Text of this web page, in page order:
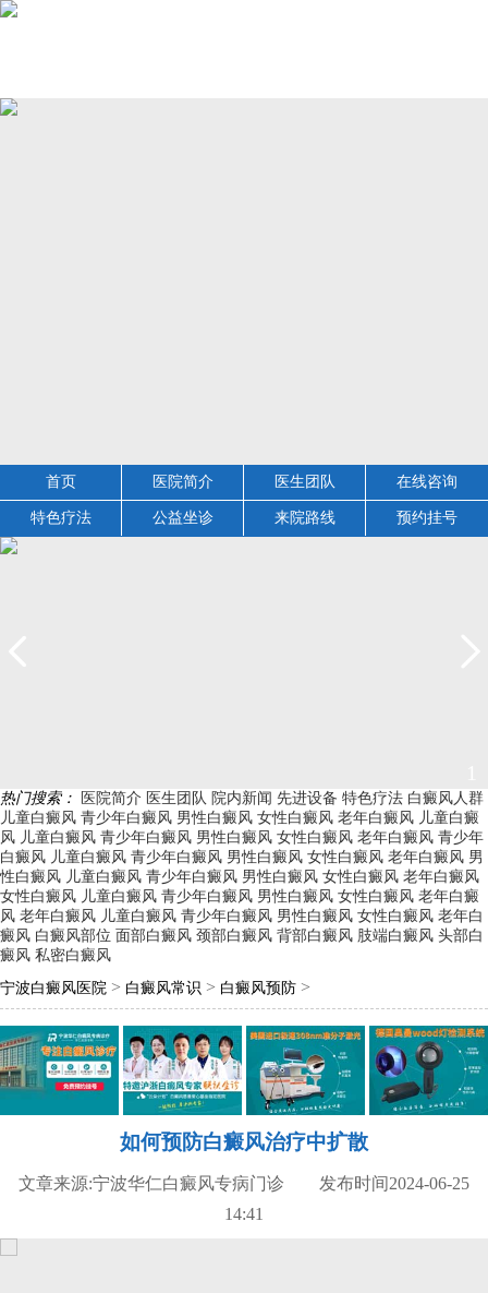
首页 医院简介 医生团队 在线咨询
特色疗法 公益坐诊 来院路线 预约挂号
热门搜索： 医院简介 医生团队 院内新闻 先进设备 特色疗法 白癜风人群
儿童白癜风 青少年白癜风 男性白癜风 女性白癜风 老年白癜风 儿童白癜
风 儿童白癜风 青少年白癜风 男性白癜风 女性白癜风 老年白癜风 青少年
白癜风 儿童白癜风 青少年白癜风 男性白癜风 女性白癜风 老年白癜风 男
性白癜风 儿童白癜风 青少年白癜风 男性白癜风 女性白癜风 老年白癜风
女性白癜风 儿童白癜风 青少年白癜风 男性白癜风 女性白癜风 老年白癜
风 老年白癜风 儿童白癜风 青少年白癜风 男性白癜风 女性白癜风 老年白
癜风 白癜风部位 面部白癜风 颈部白癜风 背部白癜风 肢端白癜风 头部白
癜风 私密白癜风
宁波白癜风医院 > 白癜风常识 > 白癜风预防 >
如何预防白癜风治疗中扩散
文章来源:宁波华仁白癜风专病门诊 发布时间2024-06-25
14:41